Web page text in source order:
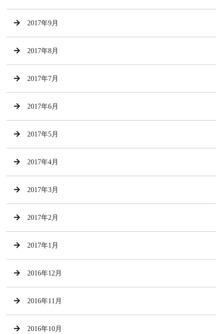
2017年9月
2017年8月
2017年7月
2017年6月
2017年5月
2017年4月
2017年3月
2017年2月
2017年1月
2016年12月
2016年11月
2016年10月